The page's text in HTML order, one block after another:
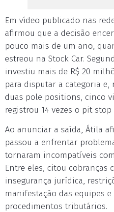
Em vídeo publicado nas
afirmou que a decisão
pouco mais de um ano,
estreou na Stock Car.
investiu mais de R$ 20
para disputar a categoria
duas pole positions, cinco
registrou 14 vezes o pit
Ao anunciar a saída, Átila
passou a enfrentar
tornaram incompatíveis
Entre eles, citou cobranças
insegurança jurídica,
manifestação das equipes
procedimentos tributários.